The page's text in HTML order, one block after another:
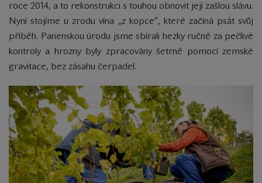
roce 2014, a to rekonstrukci s touhou obnovit její zašlou slávu.
Nyní stojíme u zrodu vína „z kopce“, které začíná psát svůj
příběh. Panenskou úrodu jsme sbírali hezky ručně za pečlivé
kontroly a hrozny byly zpracovány šetrně pomocí zemské
gravitace, bez zásahu čerpadel.